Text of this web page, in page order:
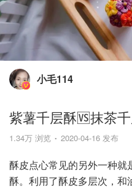
小毛114
紫薯千层酥🆚抹茶
1.34万 浏览 2020-04-16 发布
酥皮点心常见的另外一种
酥。利用了酥皮多层次，